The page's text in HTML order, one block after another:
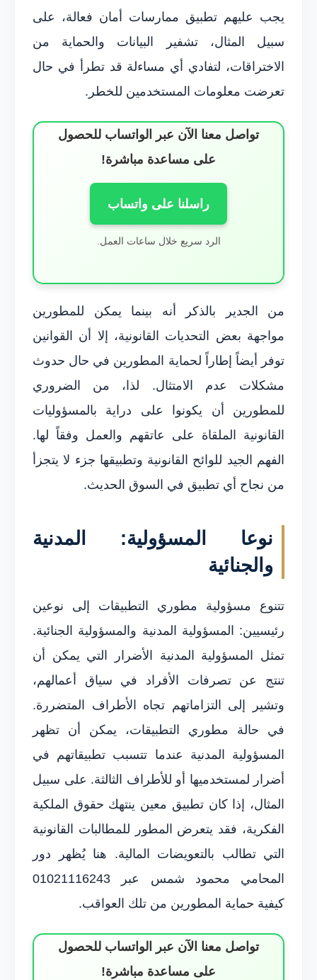
يجب عليهم تطبيق ممارسات أمان فعالة، على
سبيل المثال، تشفير البيانات والحماية من
الاختراقات، لتفادي أي مساءلة قد تطرأ في حال
تعرضت معلومات المستخدمين للخطر.
تواصل معنا الآن عبر الواتساب للحصول
على مساعدة مباشرة!
راسلنا على واتساب
الرد سريع خلال ساعات العمل.
من الجدير بالذكر أنه بينما يمكن للمطورين
مواجهة بعض التحديات القانونية، إلا أن القوانين
توفر أيضاً إطاراً لحماية المطورين في حال حدوث
مشكلات عدم الامتثال. لذا، من الضروري
للمطورين أن يكونوا على دراية بالمسؤوليات
القانونية الملقاة على عاتقهم والعمل وفقاً لها.
الفهم الجيد للوائح القانونية وتطبيقها جزء لا يتجزأ
من نجاح أي تطبيق في السوق الحديث.
نوعا المسؤولية: المدنية
والجنائية
تتنوع مسؤولية مطوري التطبيقات إلى نوعين
رئيسيين: المسؤولية المدنية والمسؤولية الجنائية.
تمثل المسؤولية المدنية الأضرار التي يمكن أن
تنتج عن تصرفات الأفراد في سياق أعمالهم،
وتشير إلى التزاماتهم تجاه الأطراف المتضررة.
في حالة مطوري التطبيقات، يمكن أن تظهر
المسؤولية المدنية عندما تتسبب تطبيقاتهم في
أضرار لمستخدميها أو للأطراف الثالثة. على سبيل
المثال، إذا كان تطبيق معين ينتهك حقوق الملكية
الفكرية، فقد يتعرض المطور للمطالبات القانونية
التي تطالب بالتعويضات المالية. هنا يُظهر دور
المحامي محمود شمس عبر 01021116243
كيفية حماية المطورين من تلك العواقب.
تواصل معنا الآن عبر الواتساب للحصول
على مساعدة مباشرة!